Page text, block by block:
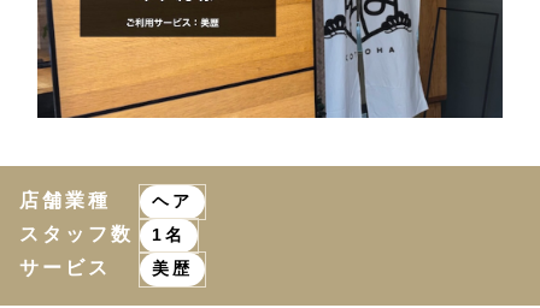
店舗業種 ヘア
スタッフ数 1名
サービス 美歴